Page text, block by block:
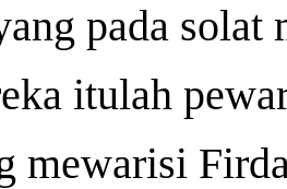
pada solat
itulah
mewarisi